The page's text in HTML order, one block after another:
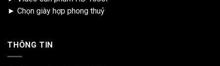
► Chọn giày hợp phong thuỷ
THÔNG TIN